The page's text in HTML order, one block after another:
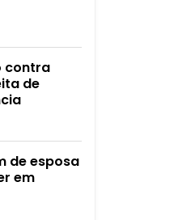
contra
de
de esposa
em